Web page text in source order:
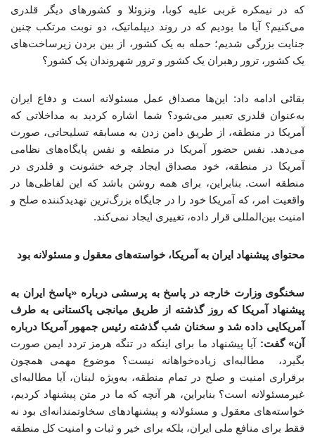
که در نیمکره غربی علیه کوبا، ونزوئلا و کشورهای دیگر قلدری
می‌کنیم؟ آیا ما بودیم که در روند دیپلماتیک، دو نوبت مرتکب چنین
جنایت بزرگی شدیم؛ حمله به یک کشور، از بین بردن زیرساخت‌های
یک کشور، ترور رهبران یک کشور و ترور شهروندان یک کشور؟
بقائی ادامه داد: این‌ها مصداق عمل مسئولانه است و دفاع ایران
به‌عنوان قلدری تعبیر می‌شود؟ شما اشاره کردید به مداخلاتی که
آمریکا در منطقه، از طریق دامن زدن به مسابقه تسلیحاتی، صورت
می‌دهد. نفس حضور آمریکا در منطقه و نفس پایگاه‌های نظامی
آمریکا در منطقه، خود مصداق ایجاد چرخه خشونت و قلدری در
منطقه است. بنابراین، برای همه روشن باشد که این لفاظی‌ها در
واقعیت امر، که آمریکا خود را در جایگاه بزرگ‌ترین تهدیدکننده صلح و
امنیت بین‌المللی قرار داده، تغییری ایجاد نمی‌کند.
محتوای پیشنهاد ایران به آمریکا، خواسته‌های معقول و مسئولانه بود
سخنگوی وزارت خارجه در پاسخ به پرسشی درباره «پاسخ ایران به
پیشنهاد آمریکا که روز گذشته از طریق میانجی پاکستانی به طرف
آمریکایی داده شد و سخنان شب گذشته رئیس جمهور آمریکا درباره
آن» گفت: آیا پیشنهاد ما برای اینکه در تنگه هرمز تردد ایمن صورت
بگیرد، مطالبه‌ای زیاده‌خواهانه نیست؟ موضوع مهمی همچون
برقراری امنیت و صلح در تمام منطقه، به‌ویژه لبنان، آیا مطالبه‌ای
غیرمسئولانه است؟ بنابراین، هر آنچه که ما در متن پیشنهاد کردیم،
خواسته‌های معقول و مسئولانه و پیشنهادهای سخاوتمندانه‌ای بود نه
فقط برای منافع ملی ایران، بلکه برای خیر و ثبات و امنیت کل منطقه